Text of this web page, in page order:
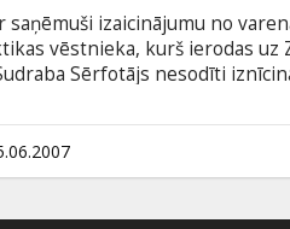
izaicinājumu no
vēstnieka, kurš ierodas uz
Sērfotājs nesodīti
- Doktoru fon Dūmu, kurš